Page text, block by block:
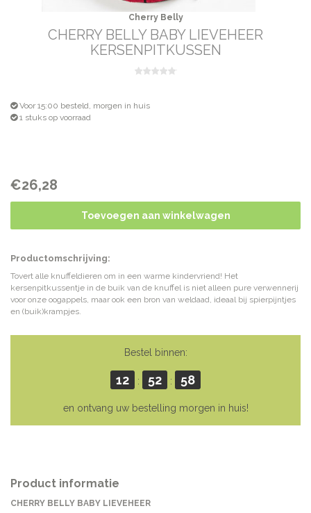
Cherry Belly
CHERRY BELLY BABY LIEVEHEER
KERSENPITKUSSEN
Voor 15:00 besteld, morgen in huis
1 stuks op voorraad
€26,28
Toevoegen aan winkelwagen
Productomschrijving:
Tovert alle knuffeldieren om in een warme kindervriend! Het
kersenpitkussentje in de buik van de knuffel is niet alleen pure verwennerij
voor onze oogappels, maar ook een bron van weldaad, ideaal bij spierpijntjes
en (buik)krampjes.
Bestel binnen:
12 : 52 : 58
en ontvang uw bestelling morgen in huis!
Product informatie
CHERRY BELLY BABY LIEVEHEER